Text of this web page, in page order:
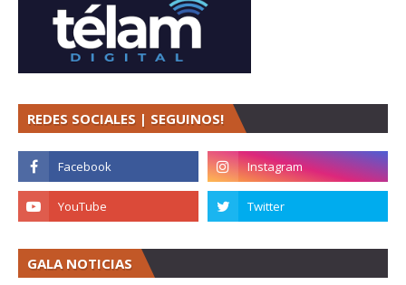
REDES SOCIALES | SEGUINOS!
GALA NOTICIAS